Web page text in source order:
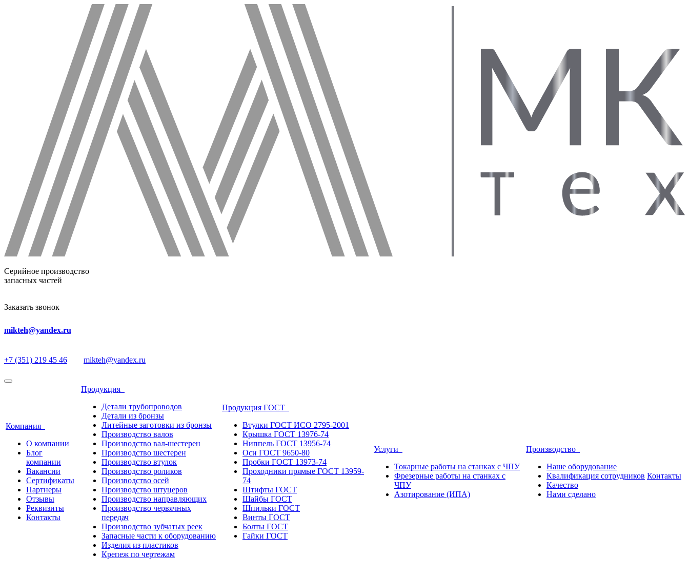
Серийное производство
запасных частей
Заказать звонок
mikteh@yandex.ru
+7 (351) 219 45 46 mikteh@yandex.ru
Компания
О компании
Блог
компании
Вакансии
Сертификаты
Партнеры
Отзывы
Реквизиты
Контакты
Продукция
Детали трубопроводов
Детали из бронзы
Литейные заготовки из бронзы
Производство валов
Производство вал-шестерен
Производство шестерен
Производство втулок
Производство роликов
Производство осей
Производство штуцеров
Производство направляющих
Производство червячных
передач
Производство зубчатых реек
Запасные части к оборудованию
Изделия из пластиков
Крепеж по чертежам
Продукция ГОСТ
Втулки ГОСТ ИСО 2795-2001
Крышка ГОСТ 13976-74
Ниппель ГОСТ 13956-74
Оси ГОСТ 9650-80
Пробки ГОСТ 13973-74
Проходники прямые ГОСТ 13959-
74
Штифты ГОСТ
Шайбы ГОСТ
Шпильки ГОСТ
Винты ГОСТ
Болты ГОСТ
Гайки ГОСТ
Услуги
Токарные работы на станках с ЧПУ
Фрезерные работы на станках с
ЧПУ
Азотирование (ИПА)
Производство
Наше оборудование
Квалификация сотрудников
Качество
Нами сделано
Контакты